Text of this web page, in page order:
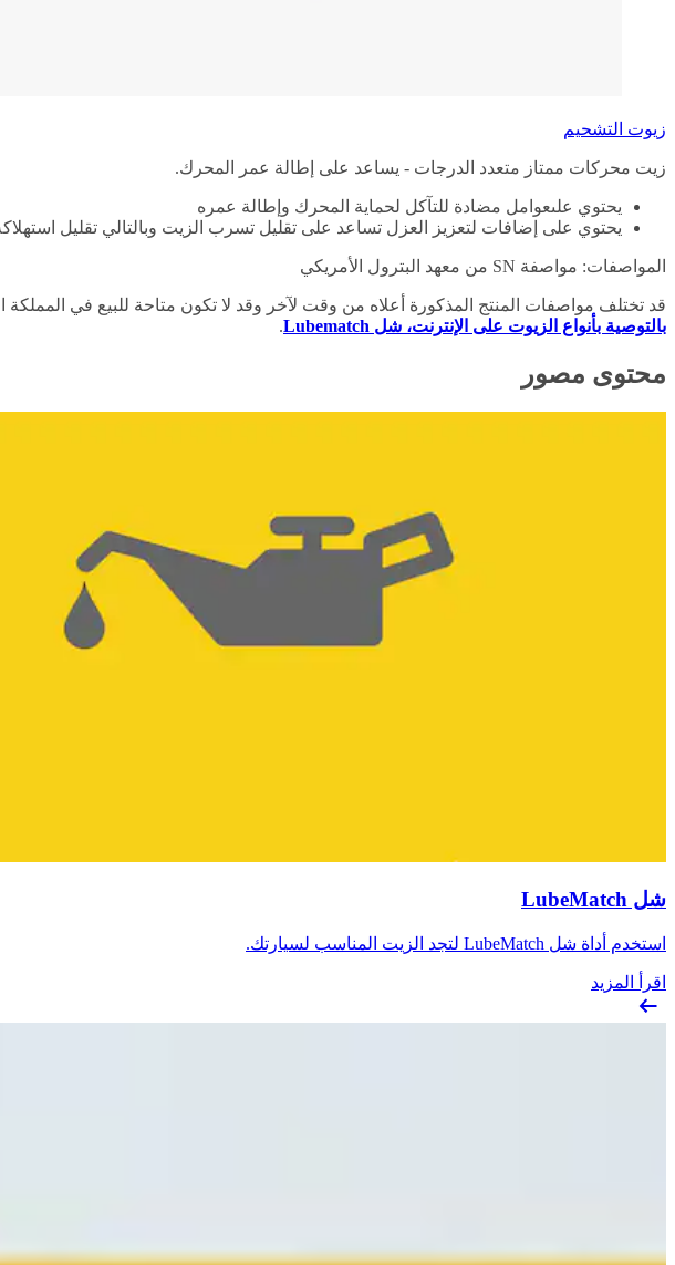
زيوت التشحيم
زيت محركات ممتاز متعدد الدرجات - يساعد على إطالة عمر المحرك.
يحتوي علىعوامل مضادة للتآكل لحماية المحرك وإطالة عمره
يحتوي على إضافات لتعزيز العزل تساعد على تقليل تسرب الزيت وبالتالي تقليل
المواصفات: مواصفة SN من معهد البترول الأمريكي
قد تختلف مواصفات المنتج المذكورة أعلاه من وقت لآخر وقد لا تكون متاحة للبيع في
بالتوصية بأنواع الزيوت على الإنترنت، شل Lubematch
.
محتوى مصور
شل LubeMatch
استخدم أداة شل LubeMatch لتجد الزيت المناسب لسيارتك.
اقرأ المزيد